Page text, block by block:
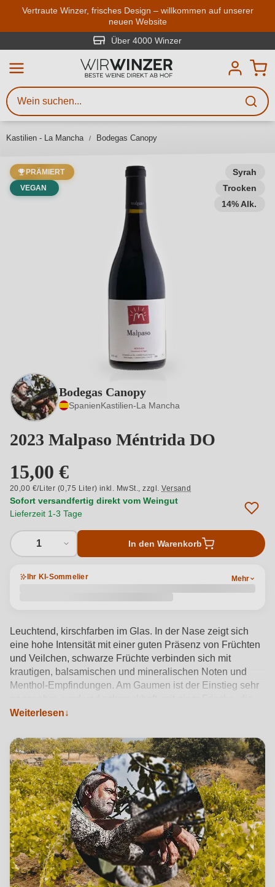
Zum Hauptinhalt springen
Vertraute Winzer, frisches Design – willkommen auf unserer
neuen Website
Über 4000 Winzer
Kastilien - La Mancha Bodegas Canopy
Syrah
Trocken
14% Alk.
PRÄMIERT
VEGAN
Bodegas Canopy
SpanienKastilien-La Mancha
2023 Malpaso Méntrida DO
15,00 €
20,00 €/Liter (0,75 Liter) inkl. MwSt.,zzgl.Versand
Sofort versandfertig direkt vom Weingut
Lieferzeit 1-3 Tage
1 In den Warenkorb
Ihr KI-Sommelier Mehr
Leuchtend, kirschfarben im Glas. In der Nase zeigt sich
eine hohe Intensität mit einer guten Präsenz von Früchten
und Veilchen, schwarze Früchte verbinden sich mit
krautigen, balsamischen und mineralischen Noten und
Menthol-Empfindungen. Am Gaumen ist der Einstieg sehr
zum Weitertrinken einlädt. Er ist schmackhaft, mit guter
Heidelbeeren.Produktdetails anzeigen →
Weiterlesen
Weinsuche
Mindestens 3 Zeichen eingeben
Beschreiben Sie, welchen Wein
Sie suchen – ob nach Geschmack,
Region, Winzer oder anderen